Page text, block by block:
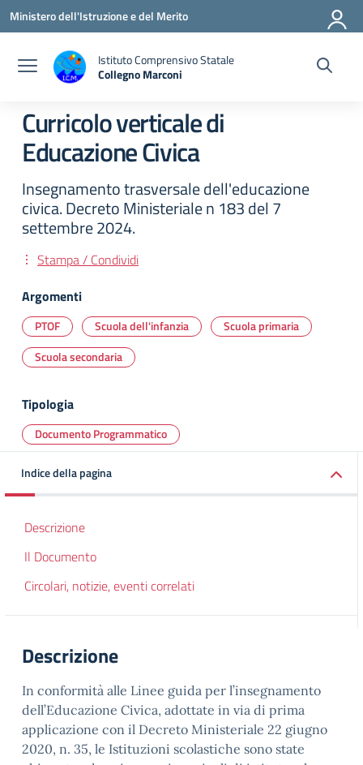
Vai ai contenuti
Vai al menu di navigazione
Vai al footer
Ministero dell'Istruzione e del Merito
Istituto Comprensivo Statale
Collegno Marconi
Curricolo verticale di
Educazione Civica
Insegnamento trasversale dell'educazione
civica. Decreto Ministeriale n 183 del 7
settembre 2024.
Stampa / Condividi
Argomenti
PTOF Scuola dell'infanzia
Scuola primaria
Scuola secondaria
Tipologia
Documento Programmatico
Indice della pagina
Descrizione
Il Documento
Circolari, notizie, eventi correlati
Descrizione
In conformità alle Linee guida per l’insegnamento
dell’Educazione Civica, adottate in via di prima
applicazione con il Decreto Ministeriale 22 giugno
2020, n. 35, le Istituzioni scolastiche sono state